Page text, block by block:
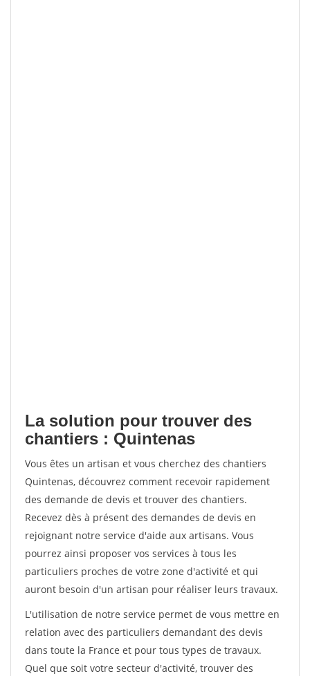
La solution pour trouver des
chantiers : Quintenas
Vous êtes un artisan et vous cherchez des chantiers
Quintenas, découvrez comment recevoir rapidement
des demande de devis et trouver des chantiers.
Recevez dès à présent des demandes de devis en
rejoignant notre service d'aide aux artisans. Vous
pourrez ainsi proposer vos services à tous les
particuliers proches de votre zone d'activité et qui
auront besoin d'un artisan pour réaliser leurs travaux.
L'utilisation de notre service permet de vous mettre en
relation avec des particuliers demandant des devis
dans toute la France et pour tous types de travaux.
Quel que soit votre secteur d'activité, trouver des